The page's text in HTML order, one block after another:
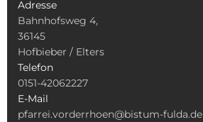
Adresse
Bahnhofsweg 4,
36145
Hofbieber / Elters
Telefon
0151-42062227
E-Mail
pfarrei.vorderrhoen@bistum-fulda.de